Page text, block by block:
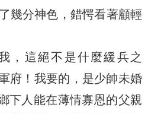
幾分神色，錯愕看著顧輕
，這絕不是什麼緩兵之
府！我要的，是少帥未婚
下人能在薄情寡恩的父親